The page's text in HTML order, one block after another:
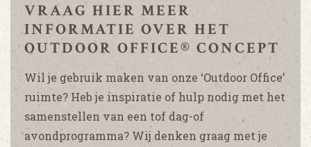
VRAAG HIER MEER
INFORMATIE OVER HET
OUTDOOR OFFICE® CONCEPT
Wil je gebruik maken van onze ‘Outdoor Office’
ruimte? Heb je inspiratie of hulp nodig met het
samenstellen van een tof dag-of
avondprogramma? Wij denken graag met je